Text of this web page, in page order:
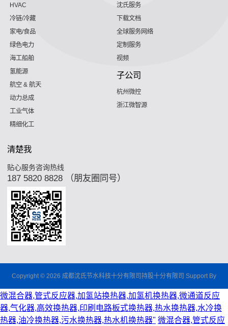
HVAC
冷链/冷藏
家电/食品
绿色电力
海工船舶
氢能源
航空 & 航天
动力总成
工业气体
精细化工
沈氏服务
下载文档
全球服务网络
定制服务
视频
子公司
杭州微控
浙江微智源
清楚我
贴心服务咨询热线
187 5820 8828 （朋友圈同号）
Copyright © 2026 成都沈氏节水科技十分有限司持股十分有限司 Support By
微混合器,管式反应器,加氢站换热器,加氢机换热器,微通道反应
器,气化器,高效换热器,印刷电路板式换热器,热水换热器,水冷换
热器,油冷换热器,污水换热器,热水机换热器" 微混合器,管式反应